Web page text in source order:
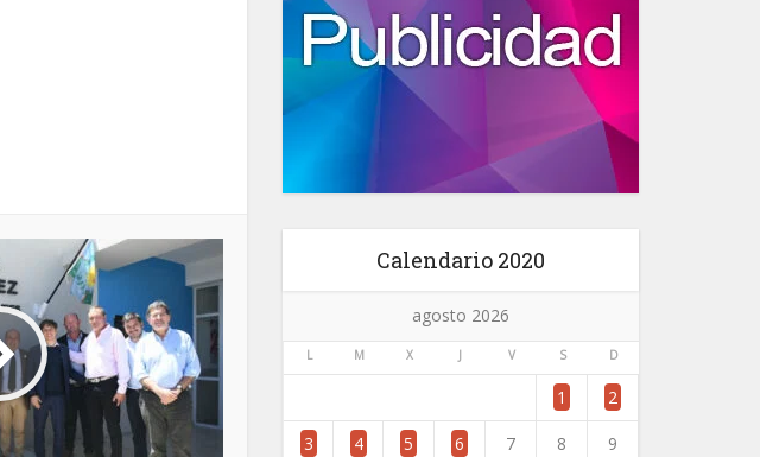
Calendario 2020
agosto 2026
L M X J V S D
1 2
3 4 5 6 7 8 9